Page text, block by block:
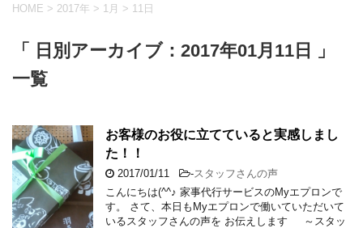
HOME > 2017年 > 1月 > 11日
「 日別アーカイブ：2017年01月11日 」
一覧
お客様のお役に立てていると実感しまし
た！！
2017/01/11 -スタッフさんの声
こんにちは(^^♪ 家事代行サービスのMyエプロンで
す。 さて、本日もMyエプロンで働いていただいて
いるスタッフさんの声を お伝えします ～スタッ